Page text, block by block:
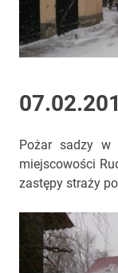
Pożar sadzy w
miejscowości
zastępy straży